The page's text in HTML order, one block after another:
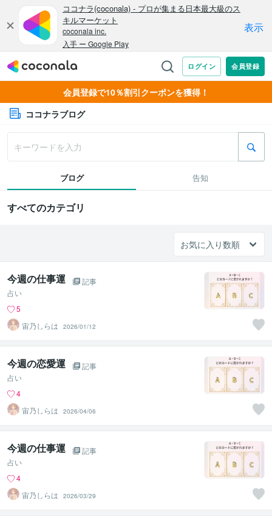
会員登録で10％割引クーポンを獲得！
ココナラブログ
ブログ 告知
すべてのカテゴリ
今週の仕事運
記事
占い
5
宙乃しらは
2026/01/12
今週の恋愛運
記事
占い
4
宙乃しらは
2026/04/06
今週の仕事運
記事
占い
4
宙乃しらは
2026/03/29